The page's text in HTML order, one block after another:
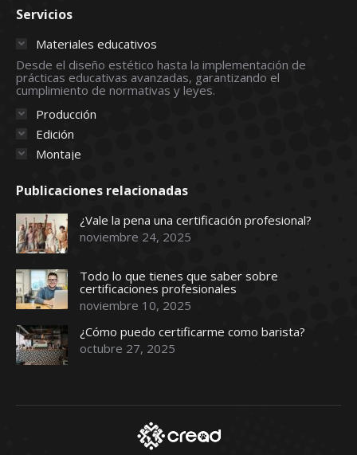
opens
new
window
opens
in
new
window
in
new
window
in
new
window
in
new
window
Servicios
Materiales educativos
Desde el diseño estético hasta la implementación de
prácticas educativas avanzadas, garantizando el
cumplimiento de normativas y leyes.
Producción
Edición
Montaje
Publicaciones relacionadas
¿Vale la pena una certificación profesional?
noviembre 24, 2025
Todo lo que tienes que saber sobre
certificaciones profesionales
noviembre 10, 2025
¿Cómo puedo certificarme como barista?
octubre 27, 2025